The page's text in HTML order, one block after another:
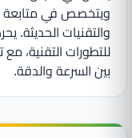
ويتخصص في متابعة
والتقنيات
للتطورات التقنية،
بين السرعة والدقة.